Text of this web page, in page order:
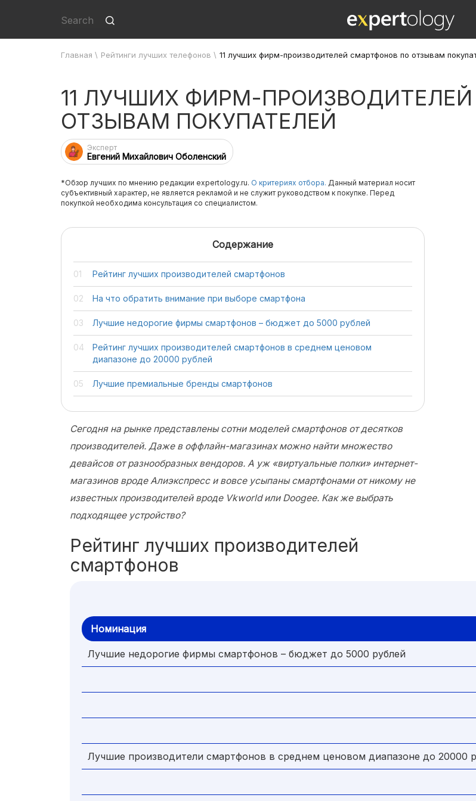
Главная \ Рейтинги лучших телефонов \ 11 лучших фирм-производителей смартфонов по отзывам
11 ЛУЧШИХ ФИРМ-
ОТЗЫВАМ ПОКУПАТЕЛЕЙ
Эксперт
Евгений Михайлович Оболенский
*Обзор лучших по мнению редакции expertology.ru. О критериях отбора. Данный материал носит
субъективный характер, не является рекламой и не служит руководством к покупке. Перед
покупкой необходима консультация со специалистом.
Содержание
Рейтинг лучших производителей смартфонов
На что обратить внимание при выборе смартфона
Лучшие недорогие фирмы смартфонов – бюджет до 5000 рублей
Рейтинг лучших производителей смартфонов в среднем ценовом
диапазоне до 20000 рублей
Лучшие премиальные бренды смартфонов
Сегодня на рынке представлены сотни моделей смартфонов от десятков
производителей. Даже в оффлайн-магазинах можно найти множество
девайсов от разнообразных вендоров. А уж «виртуальные полки» интернет-
магазинов вроде Алиэкспресс и вовсе усыпаны смартфонами от никому не
известных производителей вроде Vkworld или Doogee. Как же выбрать
подходящее устройство?
Рейтинг лучших производителей
смартфонов
Номинация
Лучшие недорогие фирмы смартфонов – бюджет до 5000 рублей
Лучшие производители смартфонов в среднем ценовом диапазоне до 20000